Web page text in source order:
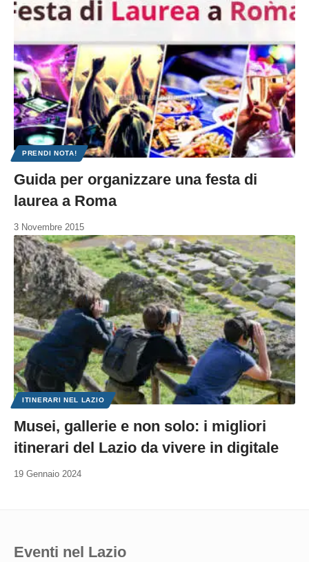
PRENDI NOTA!
Guida per organizzare una festa di
laurea a Roma
3 Novembre 2015
ITINERARI NEL LAZIO
Musei, gallerie e non solo: i migliori
itinerari del Lazio da vivere in digitale
19 Gennaio 2024
Eventi nel Lazio